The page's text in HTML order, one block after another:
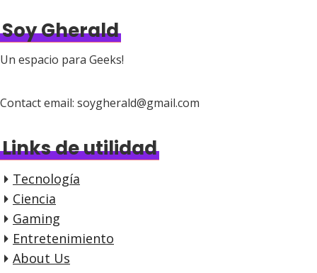
n
a
i
n
d
e
e
n
t
Soy Gherald
Un espacio para Geeks!
Contact email: soygherald@gmail.com
Links de utilidad
Tecnología
Ciencia
Gaming
Entretenimiento
About Us